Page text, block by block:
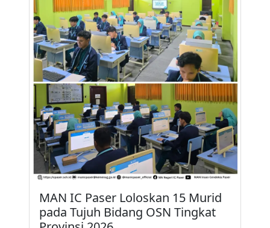
MAN IC Paser Loloskan 15 Murid
pada Tujuh Bidang OSN Tingkat